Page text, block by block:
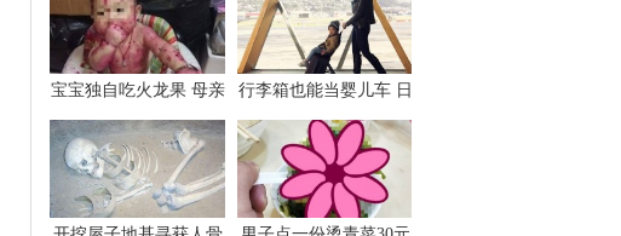
宝宝独自吃火龙果 母亲
行李箱也能当婴儿车 日